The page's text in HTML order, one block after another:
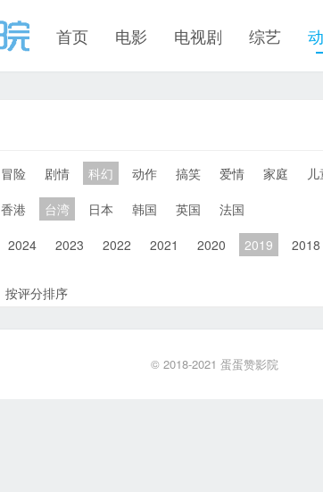
首页 电影 电视剧 综艺
冒险 剧情 科幻 动作 搞笑 爱情 家庭
香港 台湾 日本 韩国 英国
法国
2024 2023 2022 2021 2020 2019 2018
按评分排序
© 2018-2021 蛋蛋赞影院